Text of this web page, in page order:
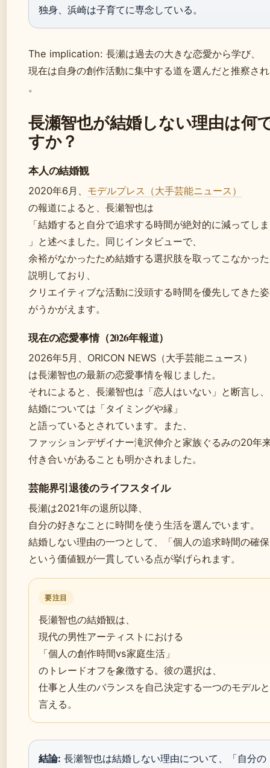
独身、浜崎は子育てに専念している。
The implication: 長瀬は過去の大きな恋愛から学び、
現在は自身の創作活動に集中する道を選んだと推察さ
。
長瀬智也が結婚しない理由は何
すか？
本人の結婚観
2020年6月、 モデルプレス（大手芸能ニュース）
の報道によると、長瀬智也は
「結婚すると自分で追求する時間が絶対的に減ってし
」と述べました。同じインタビューで、
余裕がなかったため結婚する選択肢を取ってこなかっ
説明しており、
クリエイティブな活動に没頭する時間を優先してきた
がうかがえます。
現在の恋愛事情（2026年報道）
2026年5月、ORICON NEWS（大手芸能ニュース）
は長瀬智也の最新の恋愛事情を報じました。
それによると、長瀬智也は「恋人はいない」と断言し、
結婚については「タイミングや縁」
と語っているとされています。また、
ファッションデザイナー滝沢伸介と家族ぐるみの20年
付き合いがあることも明かされました。
芸能界引退後のライフスタイル
長瀬は2021年の退所以降、
自分の好きなことに時間を使う生活を選んでいます。
結婚しない理由の一つとして、「個人の追求時間の確
という価値観が一貫している点が挙げられます。
要注目
長瀬智也の結婚観は、
現代の男性アーティストにおける
「個人の創作時間vs家庭生活」
のトレードオフを象徴する。彼の選択は、
仕事と人生のバランスを自己決定する一つのモデルと
言える。
結論: 長瀬智也は結婚しない理由について、「自分の